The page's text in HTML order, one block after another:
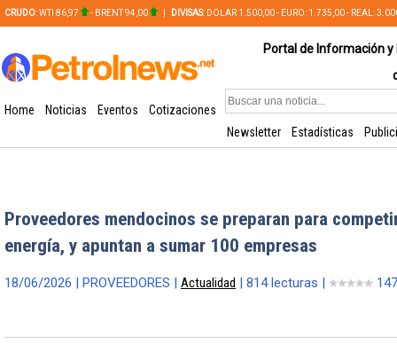
CRUDO: WTI 86,97 - BRENT 94,00 DIVISAS: DOLAR 1.500,00 - EURO: 1.735,00 - REAL:
Portal de Información
Home Noticias Eventos
Cotizaciones
Newsletter
Estadísticas
Proveedores mendocinos se preparan para
energía, y apuntan a sumar 100 empresas
18/06/2026 | PROVEEDORES | Actualidad | 814 lecturas |